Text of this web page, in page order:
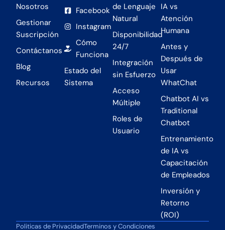
Nosotros
Gestionar
Suscripción
Contáctanos
Blog
Recursos
Facebook
Instagram
Cómo
Funciona
Estado del
Sistema
de Lenguaje
Natural
Disponibilidad
24/7
Integración
sin Esfuerzo
Acceso
Múltiple
Roles de
Usuario
IA vs
Atención
Humana
Antes y
Después de
Usar
WhatChat
Chatbot AI vs
Traditional
Chatbot
Entrenamiento
de IA vs
Capacitación
de Empleados
Inversión y
Retorno
(ROI)
Politicas de PrivacidadTerminos y Condiciones